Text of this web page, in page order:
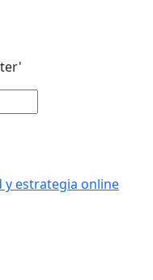
y estrategia online